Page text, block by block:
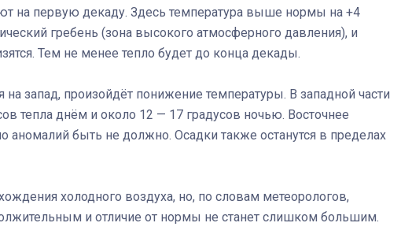
на первую декаду. Здесь температура выше нормы на +4
гребень (зона высокого атмосферного давления), и
Тем не менее тепло будет до конца декады.
на запад, произойдёт понижение температуры. В западной части
тепла днём и около 12 — 17 градусов ночью. Восточнее
аномалий быть не должно. Осадки также останутся в пределах
холодного воздуха, но, по словам метеорологов,
и отличие от нормы не станет слишком большим.
реальностью свою детскую
мечту